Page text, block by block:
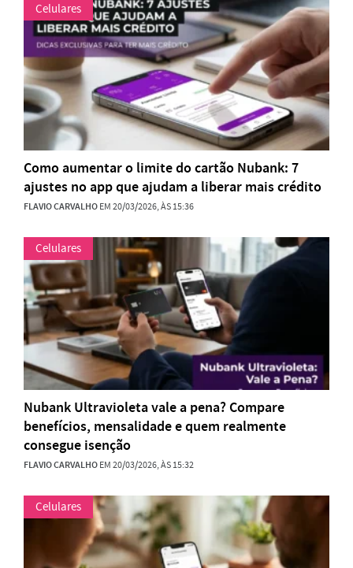
Celulares
Como aumentar o limite do cartão Nubank: 7
ajustes no app que ajudam a liberar mais crédito
FLAVIO CARVALHOEM 20/03/2026, ÀS 15:36
Celulares
Nubank Ultravioleta vale a pena? Compare
benefícios, mensalidade e quem realmente
consegue isenção
FLAVIO CARVALHOEM 20/03/2026, ÀS 15:32
Celulares